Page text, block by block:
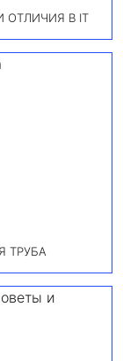
ОТЛИЧИЯ В IT
ТРУБА